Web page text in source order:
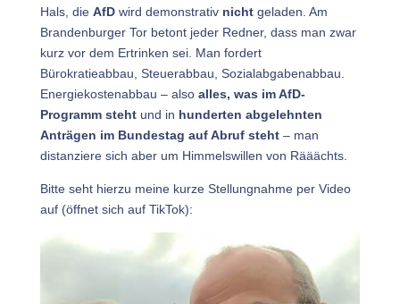
Hals, die AfDwird demonstrativ nichtgeladen. Am
Brandenburger Tor betont jeder Redner, dass man zwar
kurz vor dem Ertrinken sei. Man fordert
Bürokratieabbau, Steuerabbau, Sozialabgabenabbau.
Energiekostenabbau – also alles, was im AfD-
Programm stehtund in hunderten abgelehnten
Anträgen im Bundestag auf Abruf steht– man
distanziere sich aber um Himmelswillen von Rääächts.
Bitte seht hierzu meine kurze Stellungnahme per Video
auf (öffnet sich auf TikTok):